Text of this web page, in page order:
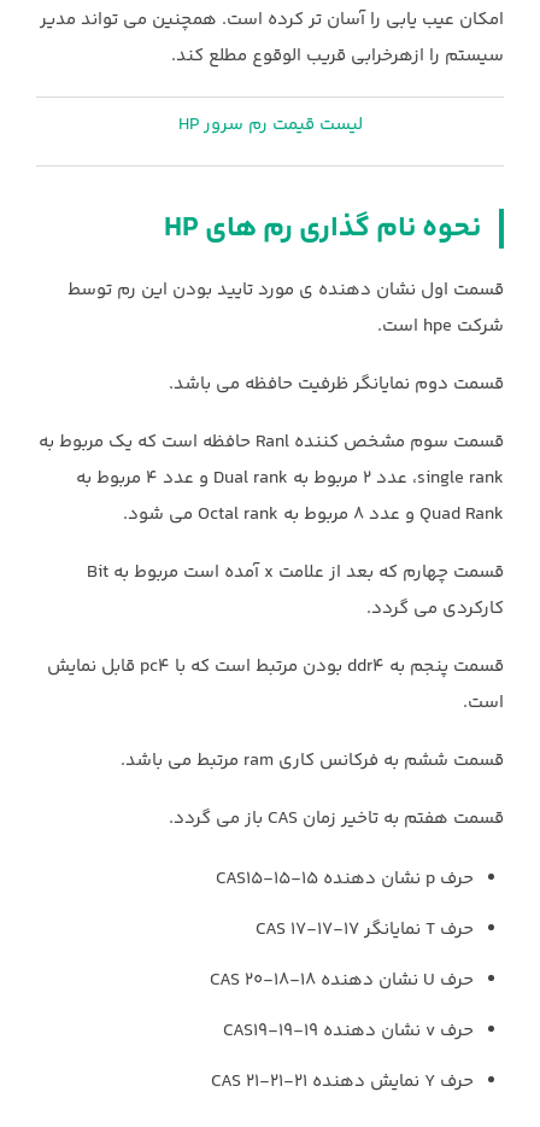
امکان عیب یابی را آسان تر کرده است. همچنین می تواند مدیر
سیستم را ازهرخرابی قریب الوقوع ‏مطلع کند. ‏
لیست قیمت رم سرور HP
نحوه نام گذاری رم های HP
قسمت اول نشان دهنده ی مورد تایید بودن این رم توسط
شرکت ‏hpe‏ است. ‏
قسمت دوم نمایانگر ظرفیت حافظه می باشد.‏
قسمت سوم مشخص کننده ‏Ranl‏ حافظه است که یک مربوط به
‏single rank، عدد 2 مربوط به ‏Dual rank‏ و عدد 4 مربوط به
کارکردی می گردد. ‏
قسمت پنجم به ‏ddr4‎‏ بودن مرتبط است که با ‏pc4‎‏ قابل نمایش
است. ‏
قسمت ششم به فرکانس کاری ‏ram‏ مرتبط می باشد. ‏
قسمت هفتم به تاخیر زمان ‏CAS‏ باز می گردد. ‏
حرف ‏p‏ نشان دهنده ‏CAS15-15-15‎
حرف ‏T‏ نمایانگر ‏CAS 17-17-17‎
حرف ‏U‏ نشان دهنده ‏‎ CAS 20-18-18‎
حرف ‏v‏ نشان دهنده ‏CAS19-19-19‎
حرف ‏Y‏ نمایش دهنده ‏CAS 21-21-21‎